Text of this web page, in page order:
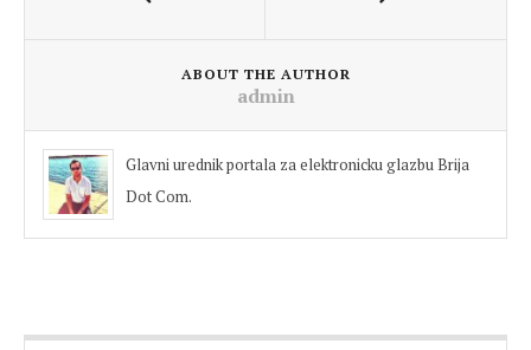
ABOUT THE AUTHOR
admin
Glavni urednik portala za elektronicku glazbu Brija
Dot Com.